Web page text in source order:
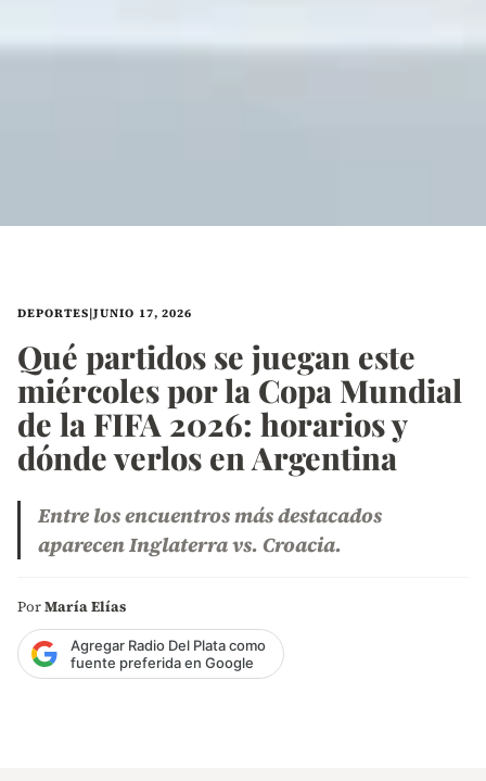
DEPORTES|JUNIO 17, 2026
Qué partidos se juegan este
miércoles por la Copa Mundial
de la FIFA 2026: horarios y
dónde verlos en Argentina
Entre los encuentros más destacados
aparecen Inglaterra vs. Croacia.
PorMaría Elías
Agregar Radio Del Plata como
fuente preferida en Google